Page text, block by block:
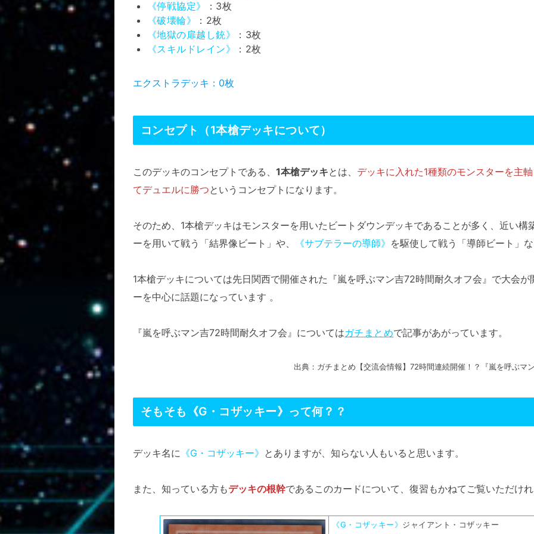
《停戦協定》
：3枚
《破壊輪》
：2枚
《地獄の扉越し銃》
：3枚
《スキルドレイン》
：2枚
エクストラデッキ：0枚
コンセプト（1本槍デッキについて）
このデッキのコンセプトである、 1本槍デッキとは、 デッキに入れた1種類のモンスターを主
てデュエルに勝つというコンセプトになります。
そのため、1本槍デッキはモンスターを用いたビートダウンデッキであることが多く、近い構
ーを用いて戦う「結界像ビート」や、
《サブテラーの導師》 を駆使して戦う「導師ビート」
1本槍デッキについては先日関西で開催された『嵐を呼ぶマン吉72時間耐久オフ会』で大会
ーを中心に話題になっています 。
『嵐を呼ぶマン吉72時間耐久オフ会』についてはガチまとめで記事があがっています。
出典：ガチまとめ【交流会情報】72時間連続開催！？『嵐を呼ぶマ
そもそも《G・コザッキー》って何？？
デッキ名に 《G・コザッキー》 とありますが、知らない人もいると思います。
また、知っている方もデッキの根幹であるこのカードについて、復習もかねてご覧いただけ
《G・コザッキー》 ジャイアント・コザッキー